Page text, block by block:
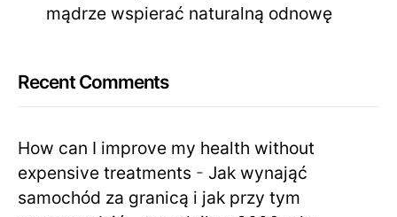
mądrze wspierać naturalną odnowę
Recent Comments
How can I improve my health without
expensive treatments - Jak wynająć
samochód za granicą i jak przy tym